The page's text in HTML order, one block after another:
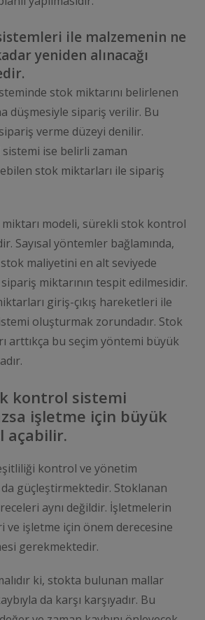
ile malzemenin ne
yeniden alınacağı
stok miktarını belirlenen
düşmesiyle sipariş verilir. Bu
verme düzeyi denilir.
ise belirli zaman
stok miktarları ile sipariş
modeli, sürekli stok kontrol
Sayısal yöntemler bağlamında,
maliyetini en alt seviyede
miktarının tespit edilmesidir.
giriş-çıkış hareketleri ile
oluşturmak zorundadır. Stok
arttıkça bu seçim yöntemi büyük
kontrol sistemi
işletme için büyük
açabilir.
kontrol ve yönetim
güçleştirmektedir. Stoklanan
aynı değildir. İşletmelerin
ve işletme için önem derecesine
gerekmektedir.
ki, stokta bulunan mallar
da karşı karşıyadır. Bu